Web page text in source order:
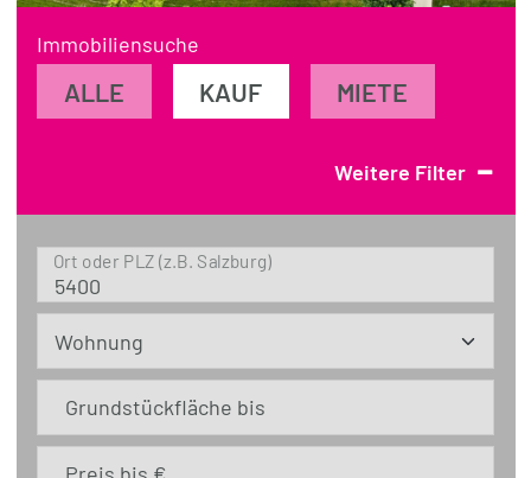
FÜR VERKÄUFER
Immobiliensuche
ALLE KAUF MIETE
Weitere Filter -
Ort oder PLZ (z.B. Salzburg)
Grundstückfläche bis